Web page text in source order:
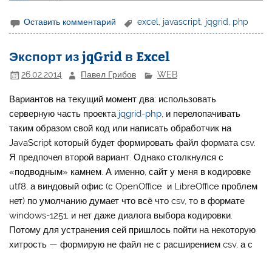
Оставить комментарий excel, javascript, jqgrid, php
Экспорт из jqGrid в Excel
26.02.2014 Павел Грибов WEB
Вариантов на текущий момент два: использовать
серверную часть проекта jqgrid-php, и перелопачивать
таким образом свой код или написать обработчик на
JavaScript который будет формировать файл формата csv.
Я предпочел второй вариант. Однако столкнулся с
«подводным» камнем. А именно, сайт у меня в кодировке
utf8, а виндовый офис (с OpenOffice и LibreOffice проблем
нет) по умолчанию думает что всё что csv, то в формате
windows-1251, и нет даже диалога выбора кодировки.
Потому для устранения сей пришлось пойти на некоторую
хитрость — формирую не файл не с расширением csv, а с